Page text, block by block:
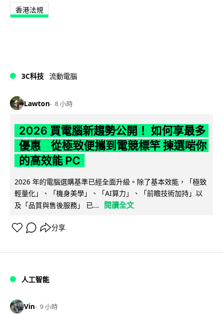
香港法規
3C科技 流動電腦
Lawton 8 小時
2026 買電腦新趨勢公開！ 如何享最多
優惠 從極致便攜到電競標竿 揀選啱你
的高效能 PC
2026 年的電腦選購基準已經全面升級。除了基本效能，「極致
輕量化」、「機身美學」、「AI算力」、「前瞻技術加持」以
及「品質與售後服務」 已...
閱讀全文
分享
人工智能
Vin 9 小時